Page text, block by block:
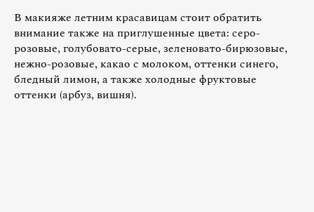
В макияже летним красавицам стоит обратить
внимание также на приглушенные цвета: серо-
розовые, голубовато-серые, зеленовато-бирюзовые,
нежно-розовые, какао с молоком, оттенки синего,
бледный лимон, а также холодные фруктовые
оттенки (арбуз, вишня).